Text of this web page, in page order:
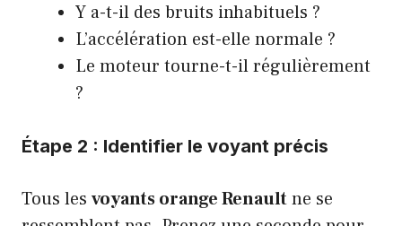
Y a-t-il des bruits inhabituels ?
L’accélération est-elle normale ?
Le moteur tourne-t-il régulièrement
?
Étape 2 : Identifier le voyant précis
Tous les voyants orange Renaultne se